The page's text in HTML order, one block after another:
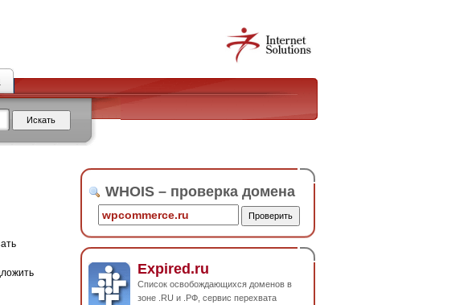
WHOIS – проверка домена
Expired.ru
Список освобождающихся доменов в
зоне .RU и .РФ, сервис перехвата